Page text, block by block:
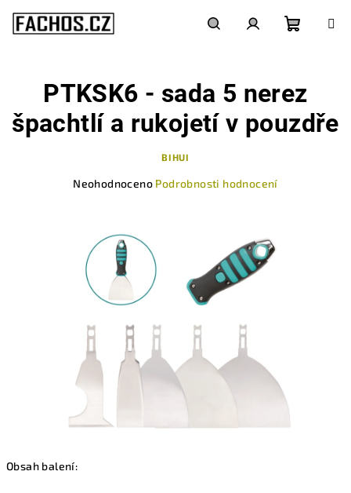
obsah
košík
Obsah balení:
PTKSK6 - sada 5 nerez
špachtlí a rukojetí v pouzdře
BIHUI
Neohodnoceno Podrobnosti hodnocení